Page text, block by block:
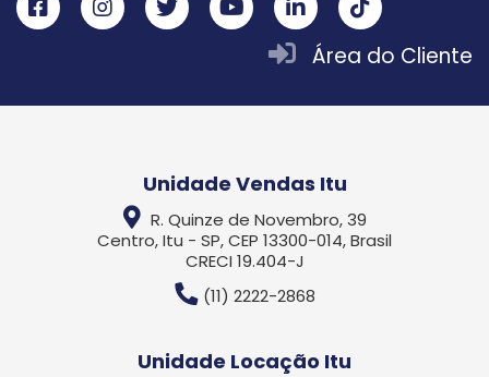
Área do Cliente
Unidade Vendas Itu
R. Quinze de Novembro, 39
Centro, Itu - SP, CEP 13300-014, Brasil
CRECI 19.404-J
(11) 2222-2868
Unidade Locação Itu